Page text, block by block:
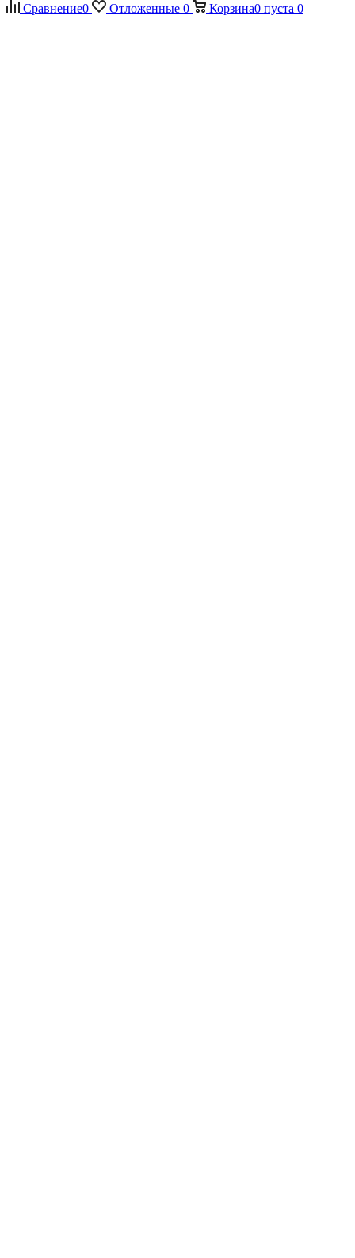
Сравнение0 Отложенные 0 Корзина0 пуста 0